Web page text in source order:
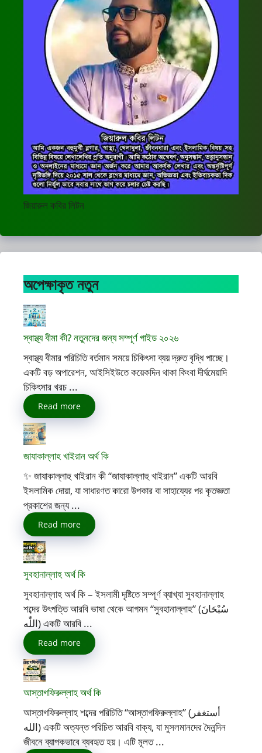
জিয়ারুল কবির লিটন
অপেক্ষাকৃত নতুন
স্বাস্থ্য বীমা কী? নতুনদের জন্য সম্পূর্ণ গাইড ২০২৬
স্বাস্থ্য বীমার পরিচিতি বর্তমান সময়ে চিকিৎসা ব্যয় দ্রুত বৃদ্ধি পাচ্ছে।
একটি বড় অপারেশন, আইসিইউতে কয়েকদিন থাকা কিংবা দীর্ঘমেয়াদি
চিকিৎসার খরচ ...
Read more
জাযাকাল্লাহ খাইরান অর্থ কি
✨ জাযাকাল্লাহু খাইরান কী “জাযাকাল্লাহু খাইরান” একটি আরবি
ইসলামিক দোয়া, যা সাধারণত কারো উপকার বা সাহায্যের পর কৃতজ্ঞতা
প্রকাশের জন্য ...
Read more
সুবহানাল্লাহ অর্থ কি
সুবহানাল্লাহ অর্থ কি – ইসলামী দৃষ্টিতে সম্পূর্ণ ব্যাখ্যা সুবহানাল্লাহ
শব্দের উৎপত্তি আরবি ভাষা থেকে আগমন “সুবহানাল্লাহ” (سُبْحَانَ
اللّٰه) একটি আরবি ...
Read more
আস্তাগফিরুল্লাহ অর্থ কি
আস্তাগফিরুল্লাহ শব্দের পরিচিতি “আস্তাগফিরুল্লাহ” (أستغفر
الله) একটি অত্যন্ত পরিচিত আরবি বাক্য, যা মুসলমানদের দৈনন্দিন
জীবনে ব্যাপকভাবে ব্যবহৃত হয়। এটি মূলত ...